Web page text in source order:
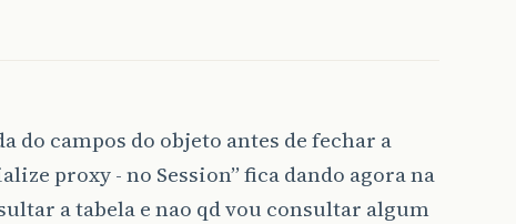
do campos do objeto antes de fechar a
proxy - no Session” fica dando agora na
a tabela e nao qd vou consultar algum